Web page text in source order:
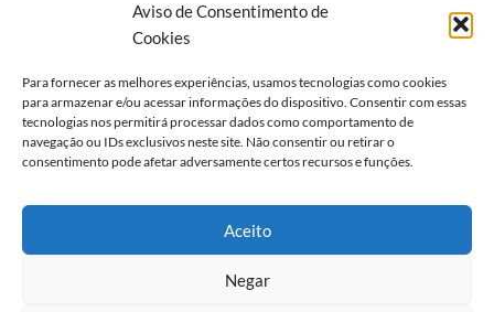
Aviso de Consentimento de
Cookies
Para fornecer as melhores experiências, usamos tecnologias como cookies
para armazenar e/ou acessar informações do dispositivo. Consentir com essas
tecnologias nos permitirá processar dados como comportamento de
navegação ou IDs exclusivos neste site. Não consentir ou retirar o
consentimento pode afetar adversamente certos recursos e funções.
Aceito
Negar
Política
PRD e Solidariedade decidem pela neutralidade
na eleição presidencial
Redação 05/08/2026